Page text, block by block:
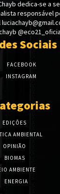
dedica-se a
responsável
Sociais
FACEBOOK
INSTAGRAM
EDIÇÕES
AMBIENTAL
OPINIÃO
BIOMAS
AMBIENTE
ENERGIA